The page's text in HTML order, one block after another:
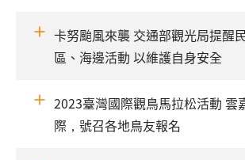
卡努颱風來襲 交通部觀光局提醒
區、海邊活動 以維護自身安全
2023臺灣國際觀鳥馬拉松活動 雲
際，號召各地鳥友報名